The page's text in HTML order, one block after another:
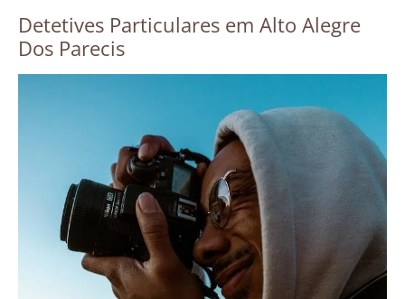
Detetives Particulares em Alto Alegre
Dos Parecis